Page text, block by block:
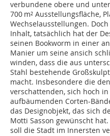
verbundene obere und
700 m² Ausstellungsfläche,
Wechselausstellungen.
Inhalt, tatsächlich hat der
seinen Bookworm in einer
Manier um seine ansich
winden, dass die aus
Stahl bestehende
macht. Insbesondere die
verschattenden, sich hoch
aufbäumenden Corten-
das Designobjekt, das sich
Motti Sasson gewünscht
soll die Stadt im Innersten